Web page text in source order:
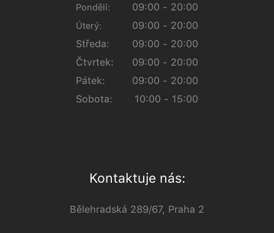
Pondělí:
Úterý:
Středa:
Čtvrtek:
Pátek:
Sobota:
09:00 - 20:00
09:00 - 20:00
09:00 - 20:00
09:00 - 20:00
09:00 - 20:00
10:00 - 15:00
Kontaktuje nás:
Bělehradská 289/67, Praha 2